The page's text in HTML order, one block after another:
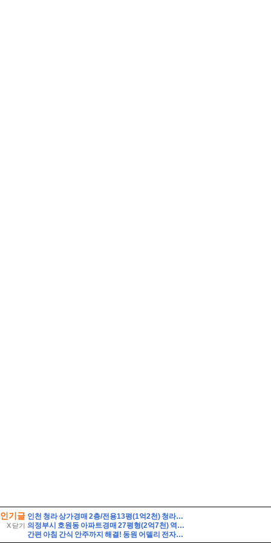
인기글
X 닫기
인천 청라 상가경매 2층/전용13평(1억2천) 청라3동행정복지센터인근 청라레이크봄 2층 미용실점포상가 유찰3회 인천청라상가 법원경매 매물건]
의정부시 호원동 아파트경매 27평형(2억7천) 역세권 회룡역인근 호원우성3차 20층 유찰1회 의정부호원우성3차아파트 부동산경매 매매
간편 아침 간식 안주까지 해결! 동원 어델리 전자레인지 40초면 끝